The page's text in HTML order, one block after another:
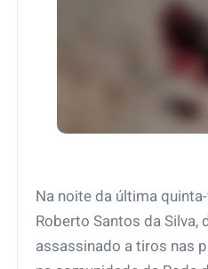
Na noite da última
Roberto Santos da Silva,
assassinado a tiros nas